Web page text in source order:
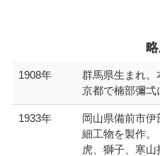
1908年
群馬県生まれ。
京都で楠部彌弌
1933年
岡山県備前市
細工物を製作。
虎、獅子、寒